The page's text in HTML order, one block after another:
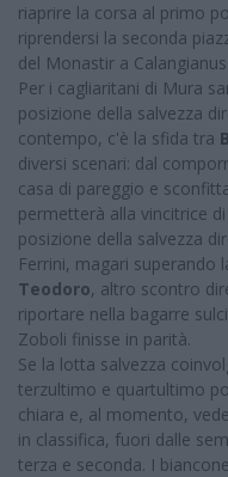
riaprire la corsa al primo
riprendersi la seconda
del Monastir a Calangianus.
Per i cagliaritani di Mura
posizione della salvezza
contempo, c'è la sfida tra
diversi scenari: dal
casa di pareggio e
permetterà alla vincitrice
posizione della salvezza
Ferrini, magari superando
Teodoro, altro scontro
riportare nella bagarre
Zoboli finisse in parità.
Se la lotta salvezza
terzultimo e quartultimo
chiara e, al momento, vede
in classifica, fuori dalle
terza e seconda. I